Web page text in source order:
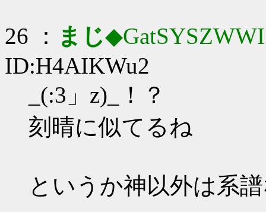
26 ： まじ◆GatSYSZWWI
ID:H4AIKWu2
_(:3」z)_！？
刻晴に似てるね
というか神以外は系